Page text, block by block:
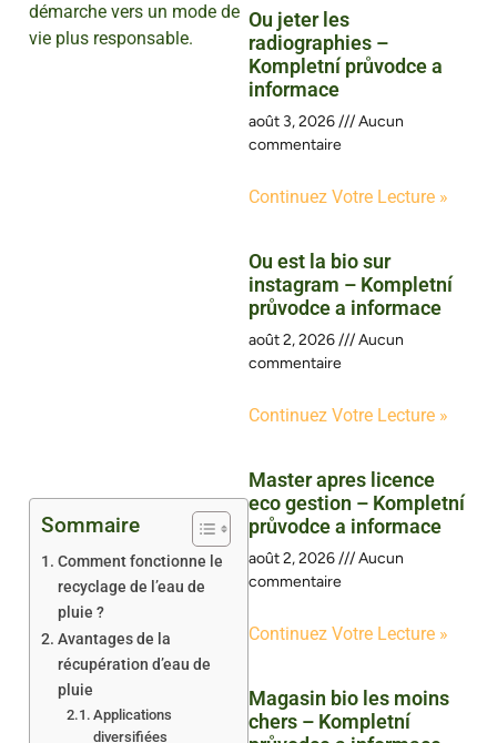
démarche vers un mode de
vie plus responsable.
Sommaire
Comment fonctionne le
recyclage de l’eau de
pluie ?
Avantages de la
récupération d’eau de
pluie
Applications
diversifiées
Ou jeter les
radiographies –
Kompletní průvodce a
informace
août 3, 2026
Aucun
commentaire
Continuez Votre Lecture »
Ou est la bio sur
instagram – Kompletní
průvodce a informace
août 2, 2026
Aucun
commentaire
Continuez Votre Lecture »
Master apres licence
eco gestion – Kompletní
průvodce a informace
août 2, 2026
Aucun
commentaire
Continuez Votre Lecture »
Magasin bio les moins
chers – Kompletní